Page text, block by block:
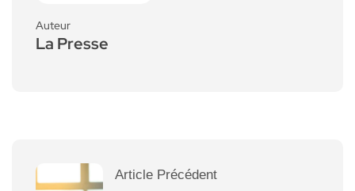
Auteur
La Presse
Article Précédent